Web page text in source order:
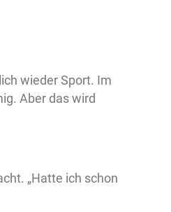
wieder Sport. Im
Aber das wird
„Hatte ich schon